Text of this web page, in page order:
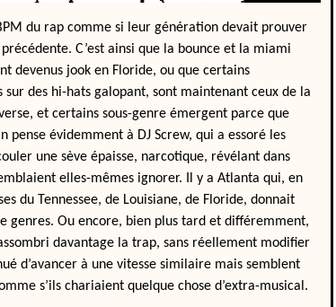
du rap comme si leur génération devait prouver
C’est ainsi que la bounce et la miami
devenus jook en Floride, ou que certains
sur des hi-hats galopant, sont maintenant ceux de la
et certains sous-genre émergent parce que
pense évidemment à DJ Screw, qui a essoré les
une sève épaisse, narcotique, révélant dans
elles-mêmes ignorer. Il y a Atlanta qui, en
du Tennessee, de Louisiane, de Floride, donnait
genres. Ou encore, bien plus tard et différemment,
davantage la trap, sans réellement modifier
d’avancer à une vitesse similaire mais semblent
s’ils chariaient quelque chose d’extra-musical.